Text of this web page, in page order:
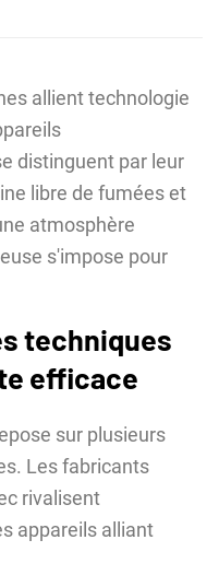
allient technologie
distinguent par leur
libre de fumées et
atmosphère
s'impose pour
techniques
efficace
sur plusieurs
Les fabricants
rivalisent
appareils alliant